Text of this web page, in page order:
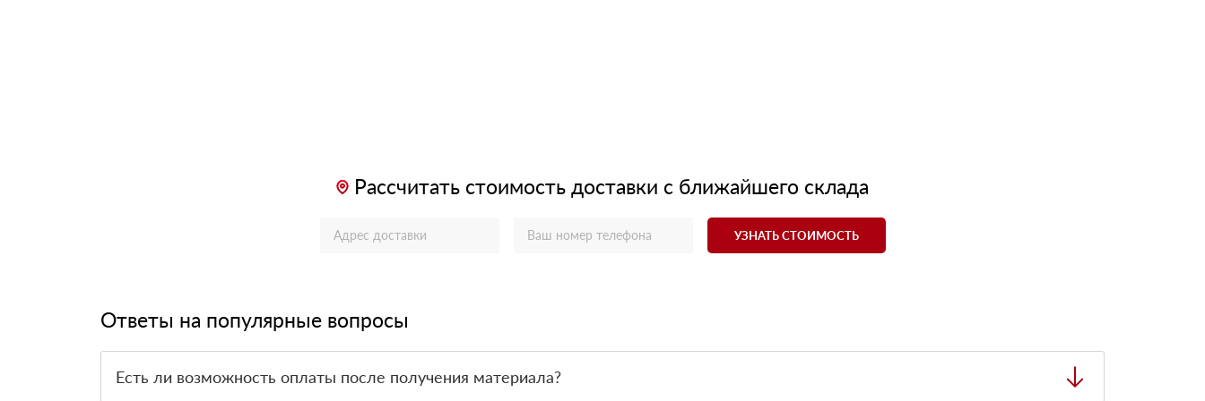
Рассчитать стоимость доставки с ближайшего склада
УЗНАТЬ СТОИМОСТЬ
Ответы на популярные вопросы
Есть ли возможность оплаты после получения материала?